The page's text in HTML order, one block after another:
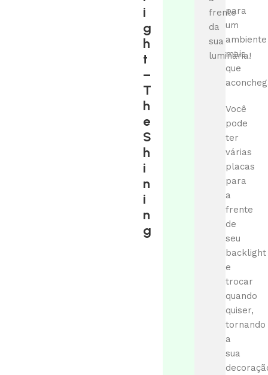
i
g
h
t
–
T
h
e
S
h
i
n
i
n
g
frente
da
sua
luminária!
para
um
ambiente
mais
que
Você
pode
ter
várias
placas
para
a
frente
de
seu
backlight
e
trocar
quando
quiser,
tornando
a
sua